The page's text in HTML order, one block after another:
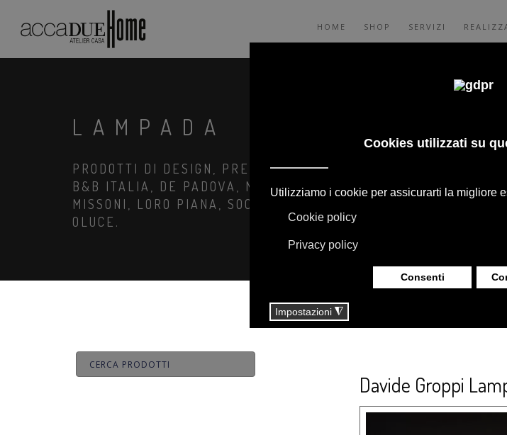
HOME SHOP SERVIZI
LAMPADA
PRODOTTI DI DESIGN, PREZZI RISERVATI E CONSULENZA: ADL,
B&B ITALIA, DE PADOVA, MAXALTO, FLEXFORM, MOOOI,
MISSONI, LORO PIANA, SOCIETY LIMONTA. ILLUMINAZIONE
OLUCE.
Davide Groppi